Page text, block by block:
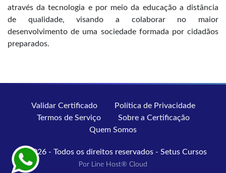
através da tecnologia e por meio da educação a distância
de qualidade, visando a colaborar no maior
desenvolvimento de uma sociedade formada por cidadãos
preparados.
Validar Certificado
Política de Privacidade
Termos de Serviço
Sobre a Certificação
Quem Somos
© 2026 - Todos os direitos reservados - Setus Cursos
Por Line Host® Cloud